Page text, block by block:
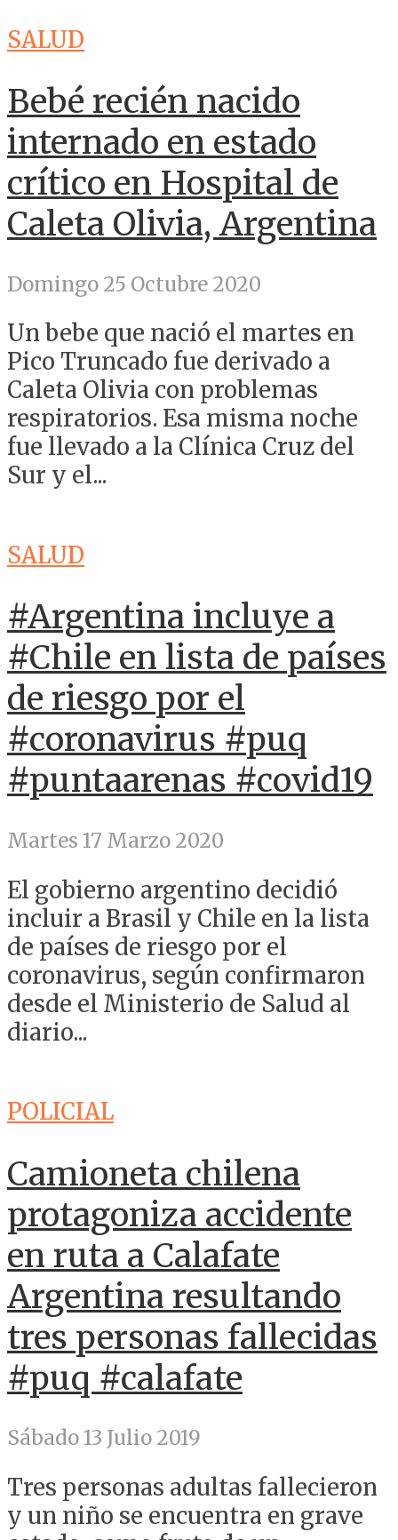
SALUD
Bebé recién nacido
internado en estado
crítico en Hospital de
Caleta Olivia, Argentina
Domingo 25 Octubre 2020
Un bebe que nació el martes en
Pico Truncado fue derivado a
Caleta Olivia con problemas
respiratorios. Esa misma noche
fue llevado a la Clínica Cruz del
Sur y el...
SALUD
#Argentina incluye a
#Chile en lista de países
de riesgo por el
#coronavirus #puq
#puntaarenas #covid19
Martes 17 Marzo 2020
El gobierno argentino decidió
incluir a Brasil y Chile en la lista
de países de riesgo por el
coronavirus, según confirmaron
desde el Ministerio de Salud al
diario...
POLICIAL
Camioneta chilena
protagoniza accidente
en ruta a Calafate
Argentina resultando
tres personas fallecidas
#puq #calafate
Sábado 13 Julio 2019
Tres personas adultas fallecieron
y un niño se encuentra en grave